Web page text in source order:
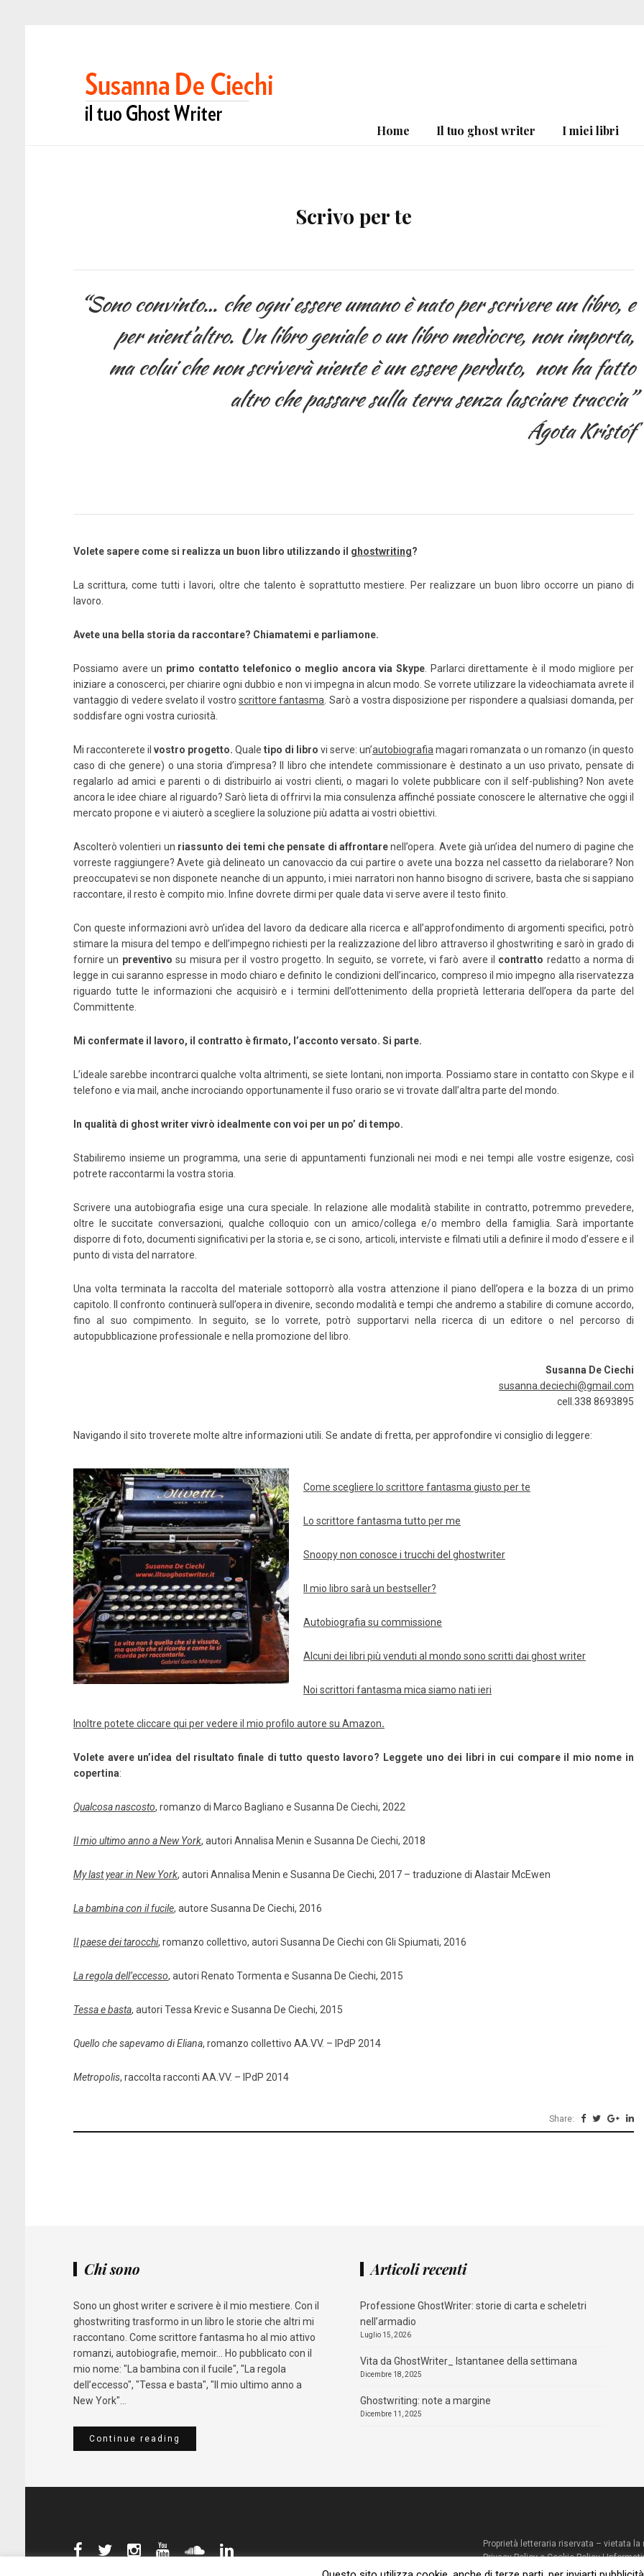
Home Il tuo ghost writer I miei libri
Scrivo per te
“Sono convinto… che ogni essere umano è nato per scrivere un libro, e
per nient’altro. Un libro geniale o un libro mediocre, non importa,
ma colui che non scriverà niente è un essere perduto, non ha fatto
altro che passare sulla terra senza lasciare traccia”
Ágota Kristóf
Volete sapere come si realizza un buon libro utilizzando il ghostwriting?
La scrittura, come tutti i lavori, oltre che talento è soprattutto mestiere. Per realizzare un buon libro occorre un piano di
lavoro.
Avete una bella storia da raccontare? Chiamatemi e parliamone.
Possiamo avere un primo contatto telefonico o meglio ancora via Skype . Parlarci direttamente è il modo migliore per
iniziare a conoscerci, per chiarire ogni dubbio e non vi impegna in alcun modo. Se vorrete utilizzare la videochiamata avrete il
vantaggio di vedere svelato il vostroscrittore fantasma . Sarò a vostra disposizione per rispondere a qualsiasi domanda, per
soddisfare ogni vostra curiosità.
Mi racconterete il vostro progetto. Quale tipo di libro vi serve: un’autobiografia magari romanzata o un romanzo (in questo
caso di che genere) o una storia d’impresa? Il libro che intendete commissionare è destinato a un uso privato, pensate di
regalarlo ad amici e parenti o di distribuirlo ai vostri clienti, o magari lo volete pubblicare con il self-publishing? Non avete
ancora le idee chiare al riguardo? Sarò lieta di offrirvi la mia consulenza affinché possiate conoscere le alternative che oggi il
mercato propone e vi aiuterò a scegliere la soluzione più adatta ai vostri obiettivi.
Ascolterò volentieri un riassunto dei temi che pensate di affrontarenell’opera. Avete già un’idea del numero di pagine che
vorreste raggiungere? Avete già delineato un canovaccio da cui partire o avete una bozza nel cassetto da rielaborare? Non
preoccupatevi se non disponete neanche di un appunto, i miei narratori non hanno bisogno di scrivere, basta che si sappiano
raccontare, il resto è compito mio. Infine dovrete dirmi per quale data vi serve avere il testo finito.
Con queste informazioni avrò un’idea del lavoro da dedicare alla ricerca e all’approfondimento di argomenti specifici, potrò
stimare la misura del tempo e dell’impegno richiesti per la realizzazione del libro attraverso il ghostwriting e sarò in grado di
fornire un preventivo su misura per il vostro progetto. In seguito, se vorrete, vi farò avere il contratto redatto a norma di
legge in cui saranno espresse in modo chiaro e definito le condizioni dell’incarico, compreso il mio impegno alla riservatezza
riguardo tutte le informazioni che acquisirò e i termini dell’ottenimento della proprietà letteraria dell’opera da parte del
Committente.
Mi confermate il lavoro, il contratto è firmato, l’acconto versato. Si parte.
L’ideale sarebbe incontrarci qualche volta altrimenti, se siete lontani, non importa. Possiamo stare in contatto con Skype e il
telefono e via mail, anche incrociando opportunamente il fuso orario se vi trovate dall’altra parte del mondo.
In qualità di ghost writer vivrò idealmente con voi per un po’ di tempo.
Stabiliremo insieme un programma, una serie di appuntamenti funzionali nei modi e nei tempi alle vostre esigenze, così
potrete raccontarmi la vostra storia.
Scrivere una autobiografia esige una cura speciale. In relazione alle modalità stabilite in contratto, potremmo prevedere,
oltre le succitate conversazioni, qualche colloquio con un amico/collega e/o membro della famiglia. Sarà importante
disporre di foto, documenti significativi per la storia e, se ci sono, articoli, interviste e filmati utili a definire il modo d’essere e il
punto di vista del narratore.
Una volta terminata la raccolta del materiale sottoporrò alla vostra attenzione il piano dell’opera e la bozza di un primo
capitolo. Il confronto continuerà sull’opera in divenire, secondo modalità e tempi che andremo a stabilire di comune accordo,
fino al suo compimento. In seguito, se lo vorrete, potrò supportarvi nella ricerca di un editore o nel percorso di
autopubblicazione professionale e nella promozione del libro.
Susanna De Ciechi
susanna.deciechi@gmail.com
cell.338 8693895
Navigando il sito troverete molte altre informazioni utili. Se andate di fretta, per approfondire vi consiglio di leggere:
Come scegliere lo scrittore fantasma giusto per te
Lo scrittore fantasma tutto per me
Snoopy non conosce i trucchi del ghostwriter
Il mio libro sarà un bestseller?
Autobiografia su commissione
Alcuni dei libri più venduti al mondo sono scritti dai ghost writer
Noi scrittori fantasma mica siamo nati ieri
Inoltre potete cliccare qui per vedere il mio profilo autore su Amazon.
Volete avere un’idea del risultato finale di tutto questo lavoro? Leggete uno dei libri in cui compare il mio nome in
copertina:
Qualcosa nascosto, romanzo di Marco Bagliano e Susanna De Ciechi, 2022
Il mio ultimo anno a New York, autori Annalisa Menin e Susanna De Ciechi, 2018
My last year in New York, autori Annalisa Menin e Susanna De Ciechi, 2017 – traduzione di Alastair McEwen
La bambina con il fucile, autore Susanna De Ciechi, 2016
Il paese dei tarocchi, romanzo collettivo, autori Susanna De Ciechi con Gli Spiumati, 2016
La regola dell’eccesso, autori Renato Tormenta e Susanna De Ciechi, 2015
Tessa e basta, autori Tessa Krevic e Susanna De Ciechi, 2015
Quello che sapevamo di Eliana, romanzo collettivo AA.VV. – lPdP 2014
Metropolis, raccolta racconti AA.VV. – lPdP 2014
Share:
La regola dell’eccesso
Amazon Kobo LaFeltrinelli
MondadoriStore
Tessa e basta
Amazon Kobo
MondadoriStore
Chi sono
Sono un ghost writer e scrivere è il mio mestiere. Con il
ghostwriting trasformo in un libro le storie che altri mi
raccontano. Come scrittore fantasma ho al mio attivo
romanzi, autobiografie, memoir... Ho pubblicato con il
mio nome: "La bambina con il fucile", "La regola
dell’eccesso", "Tessa e basta", "Il mio ultimo anno a
New York"...
Continue reading
Articoli recenti
Professione GhostWriter: storie di carta e scheletri
nell’armadio
Luglio 15, 2026
Vita da GhostWriter_ Istantanee della settimana
Dicembre 18, 2025
Ghostwriting: note a margine
Dicembre 11, 2025
Proprietà letteraria riservata – vietata la
Privacy Policy e Cookie Policy|
© 2023 – Susanna De Ciechi.